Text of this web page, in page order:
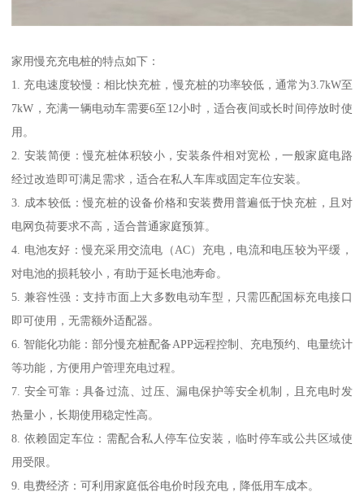
家用慢充充电桩的特点如下：
1. 充电速度较慢：相比快充桩，慢充桩的功率较低，通常为3.7kW至
7kW，充满一辆电动车需要6至12小时，适合夜间或长时间停放时使
用。
2. 安装简便：慢充桩体积较小，安装条件相对宽松，一般家庭电路
经过改造即可满足需求，适合在私人车库或固定车位安装。
3. 成本较低：慢充桩的设备价格和安装费用普遍低于快充桩，且对
电网负荷要求不高，适合普通家庭预算。
4. 电池友好：慢充采用交流电（AC）充电，电流和电压较为平缓，
对电池的损耗较小，有助于延长电池寿命。
5. 兼容性强：支持市面上大多数电动车型，只需匹配国标充电接口
即可使用，无需额外适配器。
6. 智能化功能：部分慢充桩配备APP远程控制、充电预约、电量统计
等功能，方便用户管理充电过程。
7. 安全可靠：具备过流、过压、漏电保护等安全机制，且充电时发
热量小，长期使用稳定性高。
8. 依赖固定车位：需配合私人停车位安装，临时停车或公共区域使
用受限。
9. 电费经济：可利用家庭低谷电价时段充电，降低用车成本。